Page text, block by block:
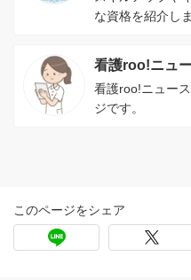
な資格を紹介し
看護roo!ニュ
看護roo!ニュー
ジです。
このページをシェア